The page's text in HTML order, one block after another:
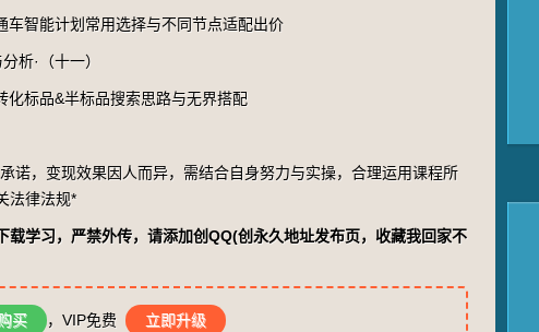
车智能计划常用选择与不同节点适配出价
析·（十一）
化标品&半标品搜索思路与无界搭配
诺，变现效果因人而异，需结合自身努力与实操，合理运用课程所
法律法规*
载学习，严禁外传，请添加创QQ(创永久地址发布页，收藏我回家不
买 ，VIP免费 立即升级